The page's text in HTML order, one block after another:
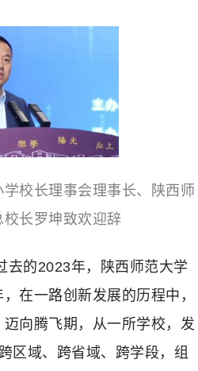
校长理事会理事长、陕西师
校长罗坤致欢迎辞
去的2023年，陕西师范大学
在一路创新发展的历程中，
向腾飞期，从一所学校，发
区域、跨省域、跨学段，组